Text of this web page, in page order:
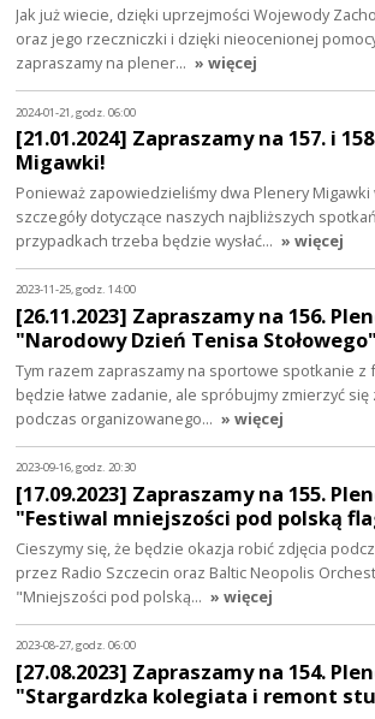
Jak już wiecie, dzięki uprzejmości Wojewody
oraz jego rzeczniczki i dzięki nieocenionej
zapraszamy na plener… » więcej
2024-01-21, godz. 06:00
[21.01.2024] Zapraszamy na 157. i
Migawki!
Ponieważ zapowiedzieliśmy dwa Plenery Migawki
szczegóły dotyczące naszych najbliższych
przypadkach trzeba będzie wysłać… » więcej
2023-11-25, godz. 14:00
[26.11.2023] Zapraszamy na 156.
"Narodowy Dzień Tenisa Stołowego"
Tym razem zapraszamy na sportowe spotkanie z
będzie łatwe zadanie, ale spróbujmy zmierzyć
podczas organizowanego… » więcej
2023-09-16, godz. 20:30
[17.09.2023] Zapraszamy na 155.
"Festiwal mniejszości pod polską
Cieszymy się, że będzie okazja robić zdjęcia
przez Radio Szczecin oraz Baltic Neopolis
"Mniejszości pod polską… » więcej
2023-08-27, godz. 06:00
[27.08.2023] Zapraszamy na 154.
"Stargardzka kolegiata i remont